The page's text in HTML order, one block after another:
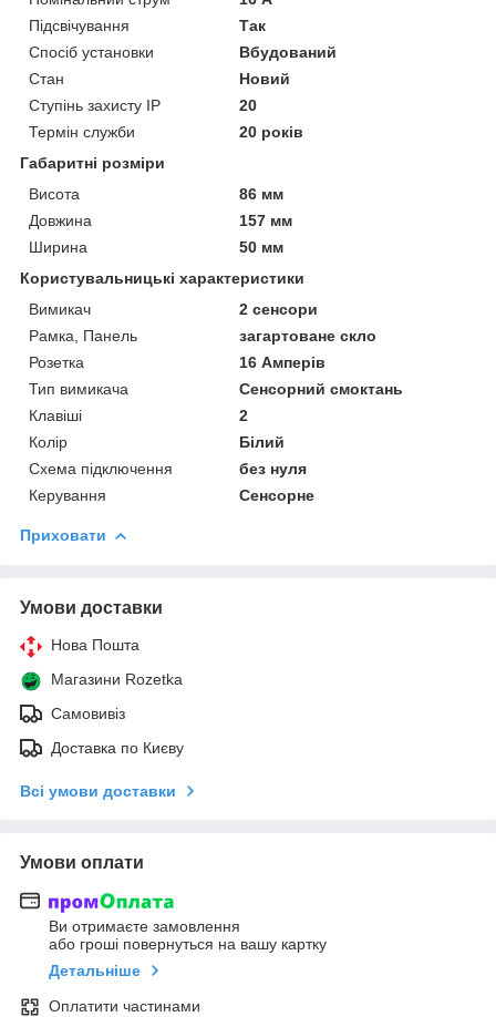
Підсвічування
Так
Спосіб установки
Вбудований
Стан
Новий
Ступінь захисту IP
20
Термін служби
20 років
Габаритні розміри
Висота
86 мм
Довжина
157 мм
Ширина
50 мм
Користувальницькі характеристики
Вимикач
2 сенсори
Рамка, Панель
загартоване скло
Розетка
16 Амперів
Тип вимикача
Сенсорний смоктань
Клавіші
2
Колір
Білий
Схема підключення
без нуля
Керування
Сенсорне
Приховати
Умови доставки
Нова Пошта
Магазини Rozetka
Самовивіз
Доставка по Києву
Всі умови доставки
Умови оплати
Ви отримаєте замовлення
або гроші повернуться на вашу картку
Детальніше
Оплатити частинами